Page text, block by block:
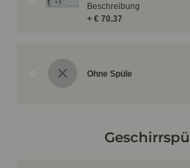
+ € 70.37
Beschreibung
Ohne Spüle